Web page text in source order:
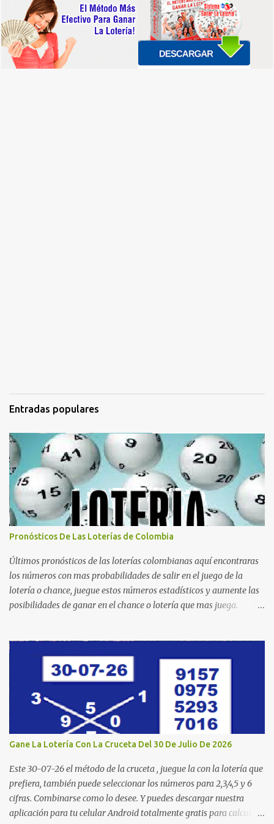
Entradas populares
Pronósticos De Las Loterías de Colombia
Últimos pronósticos de las loterías colombianas aquí encontraras
los números con mas probabilidades de salir en el juego de la
lotería o chance, juegue estos números estadísticos y aumente las
posibilidades de ganar en el chance o lotería que mas juega.
Manizales Valle Bogotá Quindio Medellin Santander Risaralda
Boyacá Cundinamarca Tolima Caribeña Dia Caribeña Noche
Sinuano Dia Sinuano Noche Paisita Dia Paisita Noche Culona
Baloto Baloto Revancha Astro Luna Astro Sol Motilon Tarde
Motilon Noche Cauca Meta Cafeterito Tarde Cafeterito Noche
Chontico Dia Chontico Noche Extra de Colombia Lotería Dorado
Día: 6 5 2 8 9 9 7 2 Lotería Dorado Tarde: 5 0 7 3 1 1 1 2 Lotería
Lotería de Huila: 2 9 4 4 6 1 1 7 Lotería De Manizales: 0 7 1 8 3 0 ...
Gane La Lotería Con La Cruceta Del 30 De Julio De 2026
Este 30-07-26 el método de la cruceta , juegue la con la lotería que
prefiera, también puede seleccionar los números para 2,3,4,5 y 6
cifras. Combinarse como lo desee. Y puedes descargar nuestra
aplicación para tu celular Android totalmente gratis para calcular